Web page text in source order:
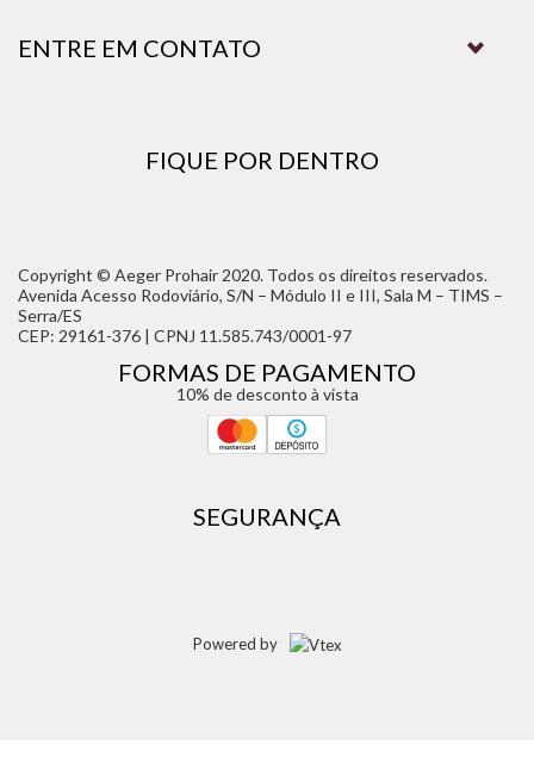
ENTRE EM CONTATO
FIQUE POR DENTRO
Copyright © Aeger Prohair 2020. Todos os direitos reservados.
Avenida Acesso Rodoviário, S/N – Módulo II e III, Sala M – TIMS –
Serra/ES
CEP: 29161-376 | CPNJ 11.585.743/0001-97
FORMAS DE PAGAMENTO
10% de desconto à vista
SEGURANÇA
Powered by